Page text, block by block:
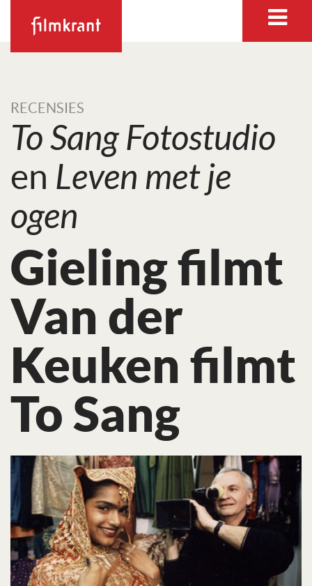
RECENSIES
To Sang Fotostudio
en Leven met je
ogen
Gieling filmt
Van der
Keuken filmt
To Sang